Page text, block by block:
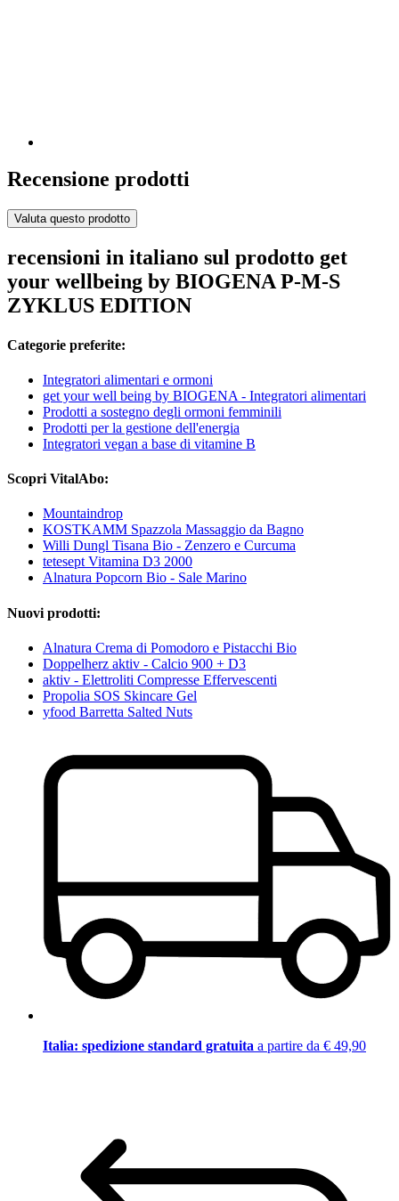
Recensione prodotti
Valuta questo prodotto
recensioni in italiano sul prodotto get
your wellbeing by BIOGENA P-M-S
ZYKLUS EDITION
Categorie preferite:
Integratori alimentari e ormoni
get your well being by BIOGENA - Integratori alimentari
Prodotti a sostegno degli ormoni femminili
Prodotti per la gestione dell'energia
Integratori vegan a base di vitamine B
Scopri VitalAbo:
Mountaindrop
KOSTKAMM Spazzola Massaggio da Bagno
Willi Dungl Tisana Bio - Zenzero e Curcuma
tetesept Vitamina D3 2000
Alnatura Popcorn Bio - Sale Marino
Nuovi prodotti:
Alnatura Crema di Pomodoro e Pistacchi Bio
Doppelherz aktiv - Calcio 900 + D3
aktiv - Elettroliti Compresse Effervescenti
Propolia SOS Skincare Gel
yfood Barretta Salted Nuts
Italia: spedizione standard gratuita a partire da € 49,90